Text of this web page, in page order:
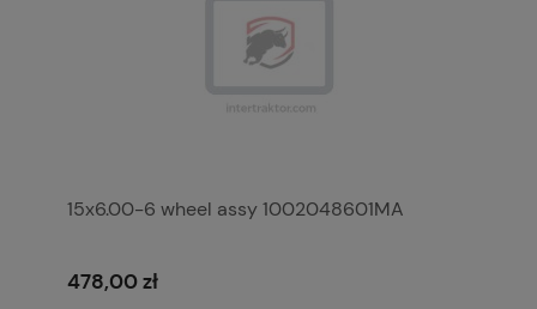
15x6.00-6 wheel assy 1002048601MA
478,00 zł